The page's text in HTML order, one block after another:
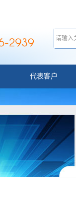
代表客户